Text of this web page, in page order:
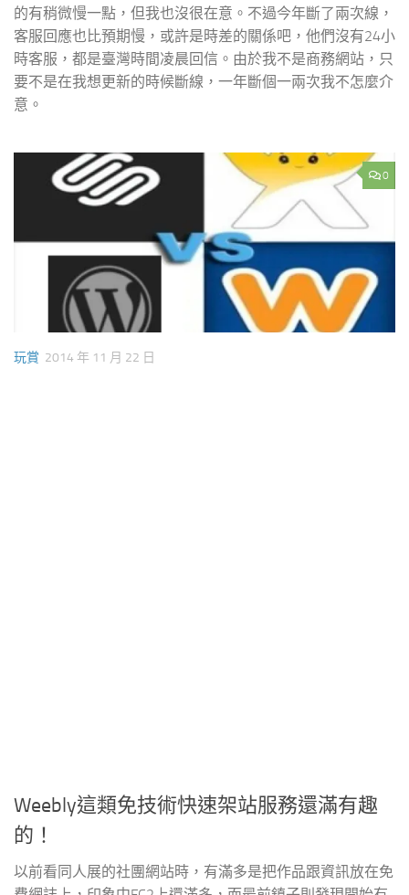
的有稍微慢一點，但我也沒很在意。不過今年斷了兩次線，
客服回應也比預期慢，或許是時差的關係吧，他們沒有24小
時客服，都是臺灣時間凌晨回信。由於我不是商務網站，只
要不是在我想更新的時候斷線，一年斷個一兩次我不怎麼介
意。
0
玩賞 2014 年 11 月 22 日
Weebly這類免技術快速架站服務還滿有趣
的！
以前看同人展的社團網站時，有滿多是把作品跟資訊放在免